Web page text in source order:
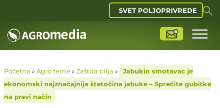
SVET POLJOPRIVREDE
Početna »Agro teme»Zaštita bilja »
Jabukin smotavac je
ekonomski najznačajnija štetočina jabuke – Sprečite gubitke
na pravi način